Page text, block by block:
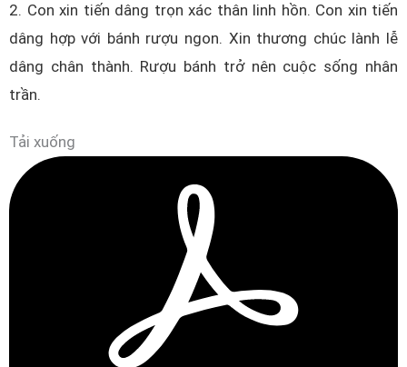
2. Con xin tiến dâng trọn xác thân linh hồn. Con xin tiến
dâng hợp với bánh rượu ngon. Xin thương chúc lành lễ
dâng chân thành. Rượu bánh trở nên cuộc sống nhân
trần.
Tải xuống